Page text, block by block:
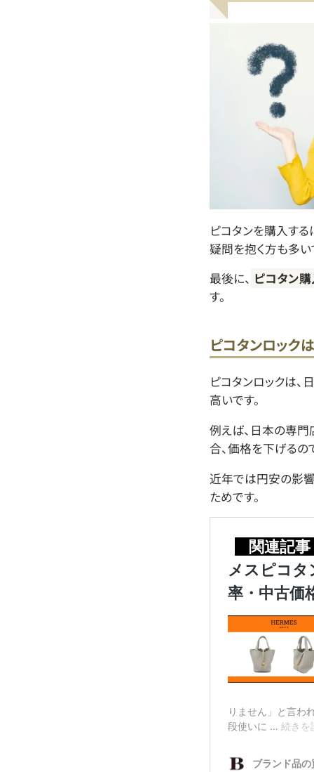
ピコタンを購入す
疑問を抱く方も多い
最後に、 ピコタン
す。
ピコタンロック
ピコタンロックは
高いです。
例えば、日本の専
合、価格を下げるの
近年では円安の影
ためです。